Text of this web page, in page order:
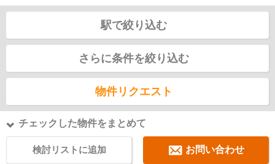
駅で絞り込む
さらに条件を絞り込む
物件リクエスト
チェックした物件をまとめて
検討リストに追加 お問い合わせ